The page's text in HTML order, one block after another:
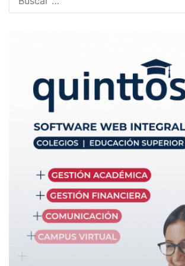
En contraste, la experiencia brasileña
ejecutó de manera paulatina, preservando
institucionales clave y manteniendo la
servicios esenciales; lo que se basó en la
recortado ya en octubre de 2015 varios
ministerios que tenía entonces. Los
tangibles: reducción de costos
deterioro significativo en la calidad de las
públicas.
Capítulo III: La reforma
ecuatoriana en
Con este telón de fondo internacional, la